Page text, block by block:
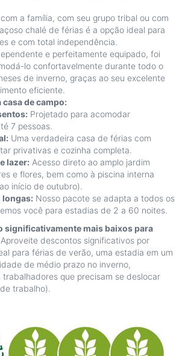
a família, com seu grupo tribal ou com
chalé de férias é a opção ideal para
e com total independência.
e perfeitamente equipado, foi
lo confortavelmente durante todo o
de inverno, graças ao seu excelente
eficiente.
de campo:
Projetado para acomodar
7 pessoas.
Uma verdadeira casa de férias com
privativas e cozinha completa.
lazer: Acesso direto ao amplo jardim
e flores, bem como à piscina interna
início de outubro).
longas: Nosso pacote se adapta a todos os
você para estadias de 2 a 60 noites.
significativamente mais baixos para
descontos significativos por
para férias de verão, uma estadia em um
de médio prazo no inverno,
trabalhadores que precisam se deslocar
trabalho).